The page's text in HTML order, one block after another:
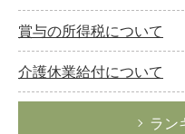
賞与の所得税について
介護休業給付について
ラン